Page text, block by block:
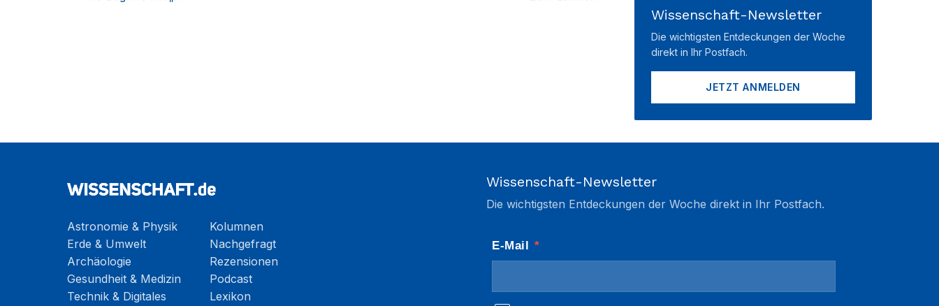
Wissenschaft-Newsletter
Die wichtigsten Entdeckungen der Woche
direkt in Ihr Postfach.
JETZT ANMELDEN
Astronomie & Physik
Erde & Umwelt
Archäologie
Gesundheit & Medizin
Technik & Digitales
Kolumnen
Nachgefragt
Rezensionen
Podcast
Lexikon
Wissenschaft-Newsletter
Die wichtigsten Entdeckungen der Woche direkt in Ihr Postfach.